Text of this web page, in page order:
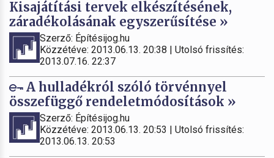
Kisajátítási tervek elkészítésének,
záradékolásának egyszerűsítése »
Szerző: Építésijog.hu
Közzétéve: 2013.06.13. 20:38 | Utolsó frissítés:
2013.07.16. 22:37
A hulladékról szóló törvénnyel
összefüggő rendeletmódosítások »
Szerző: Építésijog.hu
Közzétéve: 2013.06.13. 20:53 | Utolsó frissítés:
2013.06.13. 20:53